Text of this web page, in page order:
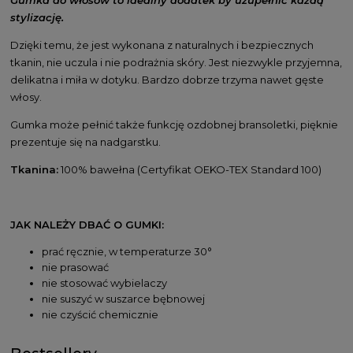
stylizację.
Dzięki temu, że jest wykonana z naturalnych i bezpiecznych
tkanin, nie uczula i nie podrażnia skóry. Jest niezwykle przyjemna,
delikatna i miła w dotyku. Bardzo dobrze trzyma nawet gęste
włosy.
Gumka może pełnić także funkcję ozdobnej bransoletki, pięknie
prezentuje się na nadgarstku.
Tkanina:100% bawełna (Certyfikat OEKO-TEX Standard 100)
JAK NALEŻY DBAĆ O GUMKI:
prać ręcznie, w temperaturze 30°
nie prasować
nie stosować wybielaczy
nie suszyć w suszarce bębnowej
nie czyścić chemicznie